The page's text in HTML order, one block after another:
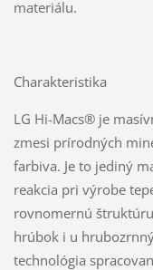
materiálu.
Charakteristika
LG Hi-Macs® je
zmesi prírodných
farbiva. Je to jediný
reakcia pri výrobe
rovnomernú
hrúbok i u
technológia